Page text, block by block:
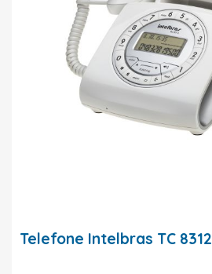
Telefone Intelbras TC 8312